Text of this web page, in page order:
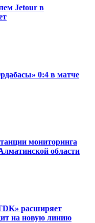
Jetour в
0:4 в матче
мониторинга
области
расширяет
на новую линию